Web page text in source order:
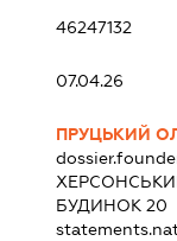
46247132
07.04.26
ПРУЦЬКИЙ
БУДИНОК 20